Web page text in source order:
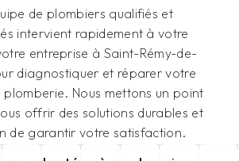
de plombiers qualifiés et
intervient rapidement à votre
entreprise à Saint-Rémy-de-
diagnostiquer et réparer votre
Nous mettons un point
offrir des solutions durables et
de garantir votre satisfaction.